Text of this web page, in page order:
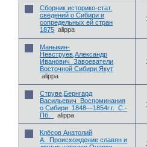
Сборник историко-стат.
сведений о Сибири и
сопредельных ей стран
1875 alippa
Маныкин-
Невструев,Александр
Иванович_Завоеватели
Восточной Сибири.Якут
alippa
Струве,Бернгард
Васильевич_Воспоминания
о Сибири_1848—1854г.г._С.-
Пб._
alippa
Клёсов Анатолий
А._Происхождение славян и